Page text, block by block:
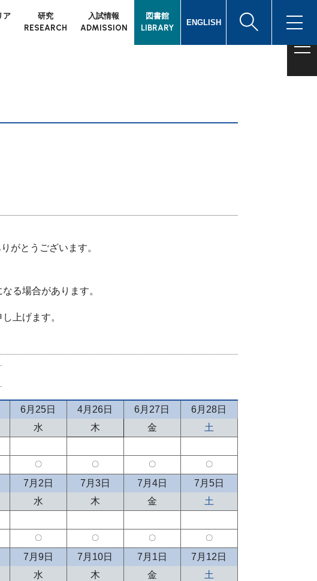
ア 研究
RESEARCH
入試情報
ADMISSION
図書館
LIBRARY
ENGLISH
がとうございます。
る場合があります。
上げます。
6月25日 4月26日 6月27日
6月28日
水 木 金
土
〇 〇 〇 〇
7月2日 7月3日 7月4日
7月5日
水 木 金
土
〇 〇 〇 〇
7月9日 7月10日 7月1日
7月12日
水 木 金
土